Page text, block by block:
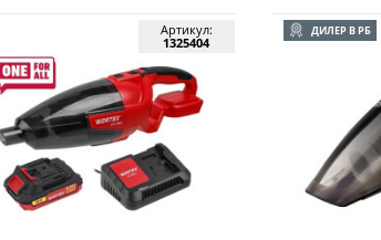
Артикул:
1325404
ДИЛЕР В РБ